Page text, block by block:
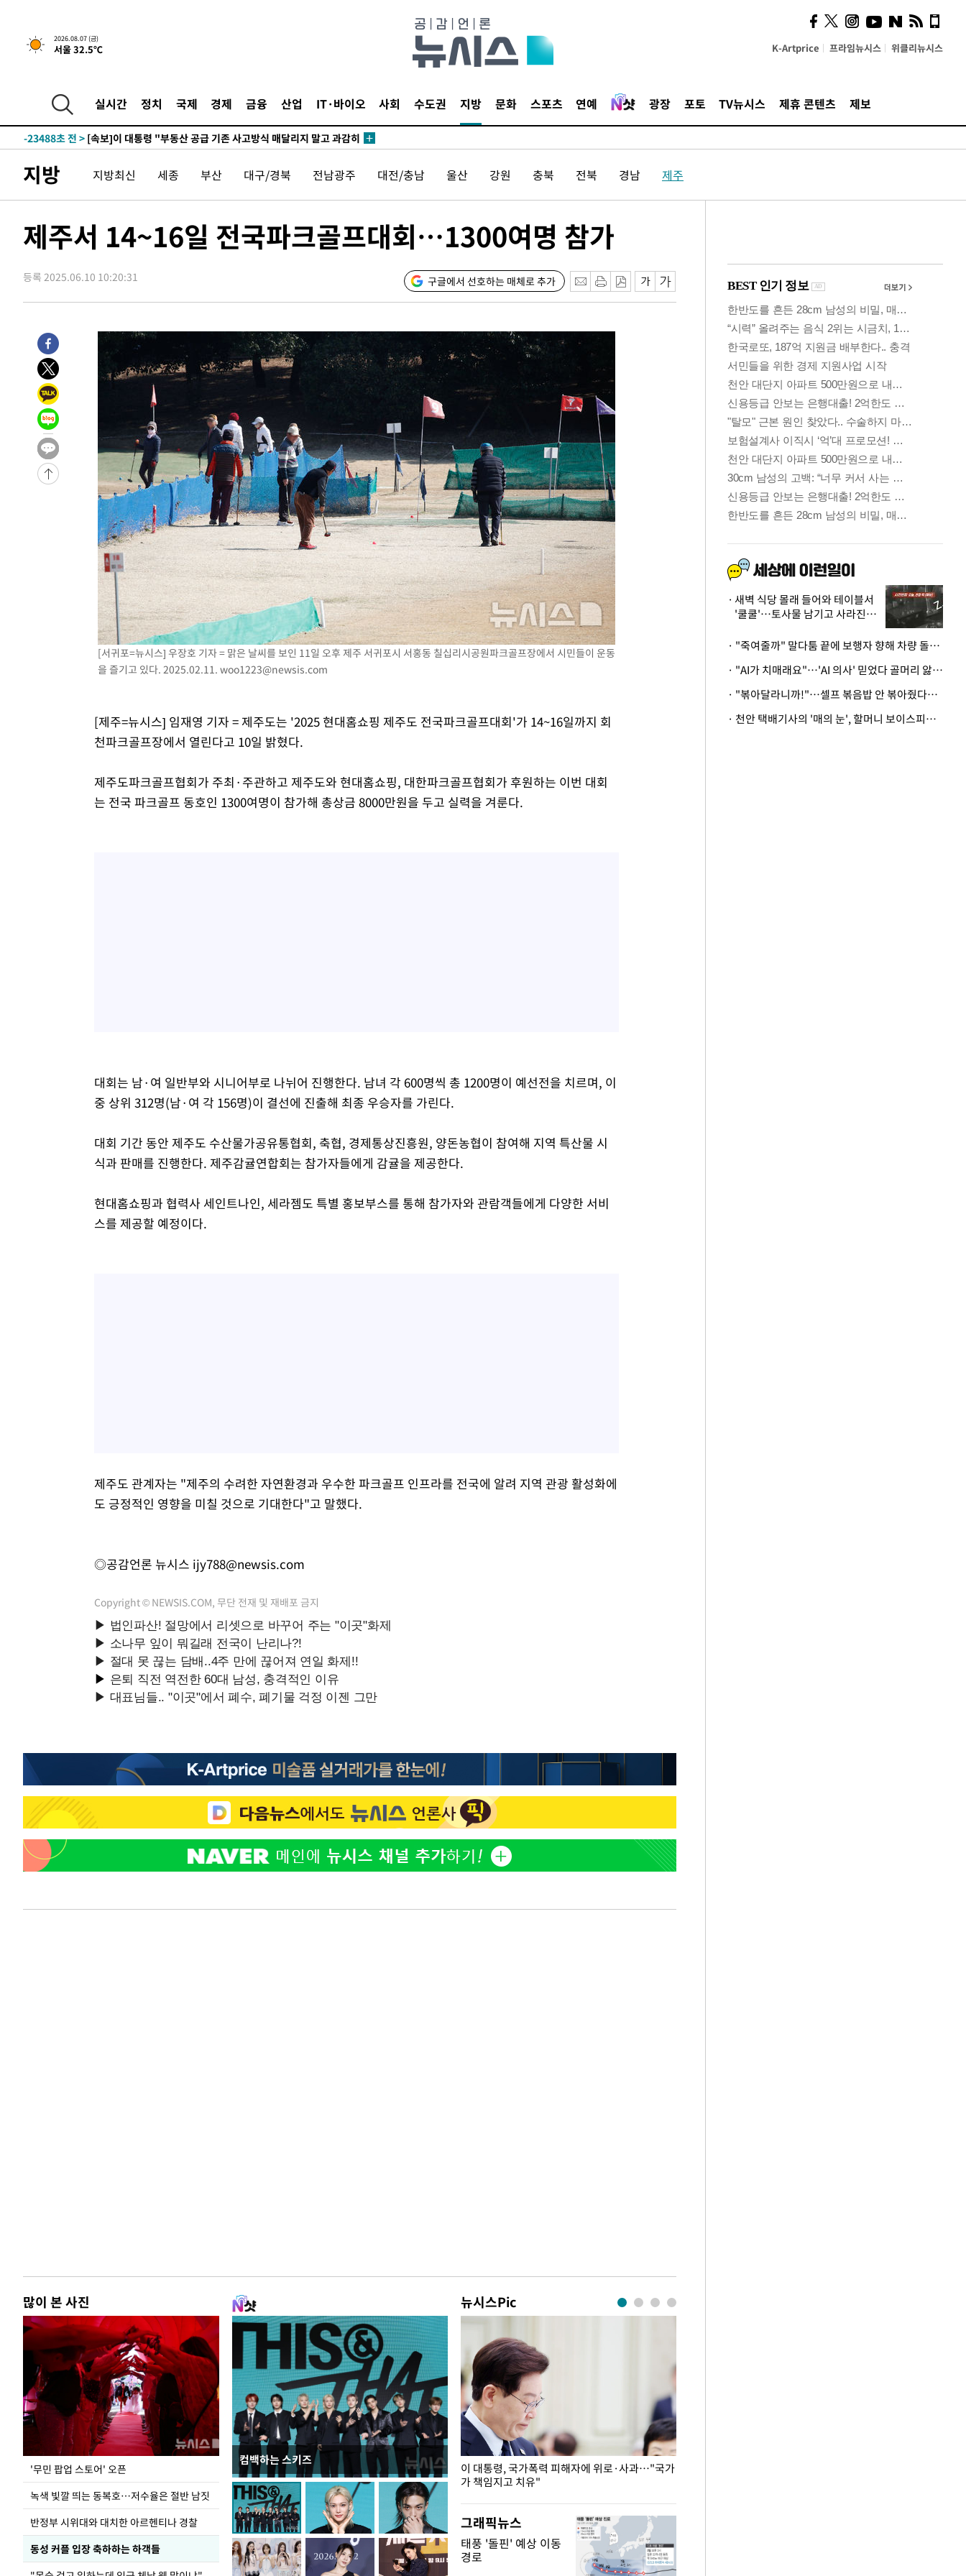
2026.08.07 (금)
서울 32.5℃ K-Artprice 프라임뉴시스 위클리뉴시스
실시간 정치 국제 경제 금융 산업 IT·바이오 사회 수도권 지방 문화 스포츠 연예 광장 포토 TV뉴시스 제휴 콘텐츠 제보
-966초 전 > [속보]규제합리화위원회 부위원장에 김태유 서울대 공대 교수…이병
-28177초 전 >
미 사업체 일자리, 7월에 2.3만개 순감하고 그 전 2개월 10.3만개
하향수정 (2보)
-27625초 전 >
↓
-23488초 전 > [속보]이 대통령 "부동산 공급 기존 사고방식 매달리지 말고 과감히
운드는 임시"
-14141초 전 >
"낮 기온 소폭 하락"…수도권 폭염중대경보, 폭염경보로 하향
-14105초 전 >[속보]이 대통령, '호우피해' 안동·의성 관할 4개 면 특별재난지역
갈 수도
-12039초 전 >낮 최고 37도 찜통더위…곳곳 소나기·강원 많은 비[내일날씨]
응"
-7201초 전 >여자배구 이재영·이다영 자매, 아제르바이잔 투란VC 입단
-6454초 전 >외국인 심판 성 접대 7경기 들여다보니…한국 축구 '5승 2무'
-6141초 전 >
[속보]코스피, 6200선 약보합…0.60% 내린 6258.77에 마쳐
-6121초 전 >
[속보]원·달러 환율, 7.7원 내린 1416.1원 마감
-6010초 전 >
[속보] 노원서 40.1도 관측…서울, 2018년 이후 첫 40도
-3100초 전 >
[속보]종합특검, '계엄 수용공간 확보' 신용해 前교정본부장 기소
-1973초 전 >
외신들도 주목한 韓축구 파문…"국민적 공분에 수사 재개"
-1944초 전 >
11시간 압수수색에 성접대 파문까지…'쑥대밭' 된 축구협회
-966초 전 >
[속보]규제합리화위원회 부위원장에 김태유 서울대 공대 교수…이병
태 후임
-31038초 전 >
이강인, 폭염 속 AT마드리드 첫 훈련…80명 식사 대접까지(종합)
미 사업체 일자리, 7월에 2.3만개 순감하고 그 전 2개월 10.3만개
[속보] 미 사업체, 일자리 7월에 2.3만 개 줄어…실업률은 4.1%로
[속보]이 대통령 "부동산 공급 기존 사고방식 매달리지 말고 과감히
이란, "오만과 '중앙 단일 루트' 합의…북쪽 인바운드·남쪽 아웃바
"낮 기온 소폭 하락"…수도권 폭염중대경보, 폭염경보로 하향
[속보]이 대통령, '호우피해' 안동·의성 관할 4개 면 특별재난지역
[단독]중수청 지원 검사들, 정원 초과 시 낮은 계급 임용…희망지 못
낮 최고 37도 찜통더위…곳곳 소나기·강원 많은 비[내일날씨]
SK하이닉스, 용인·청주 팹에 54조 투자…"AI 메모리 수요 선제 대
[속보]코스닥, 2.86포인트(0.36%) 내린 798.81마감
[속보]코스피, 6200선 약보합…0.60% 내린 6258.77에 마쳐
[속보] 노원서 40.1도 관측…서울, 2018년 이후 첫 40도
[속보]종합특검, '계엄 수용공간 확보' 신용해 前교정본부장 기소
지방 지방최신 세종 부산 대구/경북 전남광주 대전/충남 울산 강원 충북 전북 경남 제주
제주서 14~16일 전국파크골프대회…1300여명 참가
등록 2025.06.10 10:20:31 구글에서 선호하는 매체로 추가
[서귀포=뉴시스] 우장호 기자 = 맑은 날씨를 보인 11일 오후 제주 서귀포시 서홍동 칠십리시공원파크골프장에서 시민들이 운동
을 즐기고 있다. 2025.02.11. woo1223@newsis.com
[제주=뉴시스] 임재영 기자 = 제주도는 '2025 현대홈쇼핑 제주도 전국파크골프대회'가 14~16일까지 회
천파크골프장에서 열린다고 10일 밝혔다.
제주도파크골프협회가 주최·주관하고 제주도와 현대홈쇼핑, 대한파크골프협회가 후원하는 이번 대회
는 전국 파크골프 동호인 1300여명이 참가해 총상금 8000만원을 두고 실력을 겨룬다.
대회는 남·여 일반부와 시니어부로 나뉘어 진행한다. 남녀 각 600명씩 총 1200명이 예선전을 치르며, 이
중 상위 312명(남·여 각 156명)이 결선에 진출해 최종 우승자를 가린다.
대회 기간 동안 제주도 수산물가공유통협회, 축협, 경제통상진흥원, 양돈농협이 참여해 지역 특산물 시
식과 판매를 진행한다. 제주감귤연합회는 참가자들에게 감귤을 제공한다.
현대홈쇼핑과 협력사 세인트나인, 세라젬도 특별 홍보부스를 통해 참가자와 관람객들에게 다양한 서비
스를 제공할 예정이다.
제주도 관계자는 "제주의 수려한 자연환경과 우수한 파크골프 인프라를 전국에 알려 지역 관광 활성화에
도 긍정적인 영향을 미칠 것으로 기대한다"고 말했다.
◎공감언론 뉴시스 ijy788@newsis.com
Copyright © NEWSIS.COM, 무단 전재 및 재배포 금지
많이 본 사진
'무민 팝업 스토어' 오픈
녹색 빛깔 띄는 동복호…저수율은 절반 남짓
반정부 시위대와 대치한 아르헨티나 경찰
동성 커플 입장 축하하는 하객들
컴백하는 스키즈
뉴시스Pic
지석천 뒤덮은 개구리밥
이 대통령, 국가폭력 피해자에 위로·사과…"국가
가 책임지고 치유"
그래픽뉴스
태풍 '돌핀' 예상 이동
경로
시, 스마트폰 액세서리에
NFC 더했다
새벽 식당 몰래 들어와 테이블서
'쿨쿨'…토사물 남기고 사라진 남
· "죽여줄까" 말다툼 끝에 보행자 향해 차량 돌진…50대 여성 중상
· "AI가 치매래요"…'AI 의사' 믿었다 골머리 앓는 美 의료계 '경고'
· "볶아달라니까!"…셀프 볶음밥 안 볶아줬다고 사장 폭행한 손님
· 천안 택배기사의 '매의 눈', 할머니 보이스피싱 피해 막아